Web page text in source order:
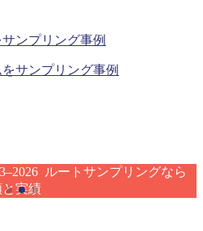
ンプリング事例
サンプリング事例
ルートサンプリングなら
実績